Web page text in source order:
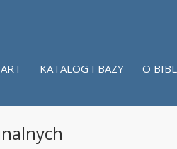
KATALOG I BAZY O